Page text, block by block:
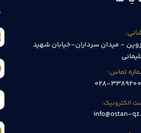
- میدان سرداران-خیابان شهید
تماس:
028-
الکترونیک:
info@ostan-